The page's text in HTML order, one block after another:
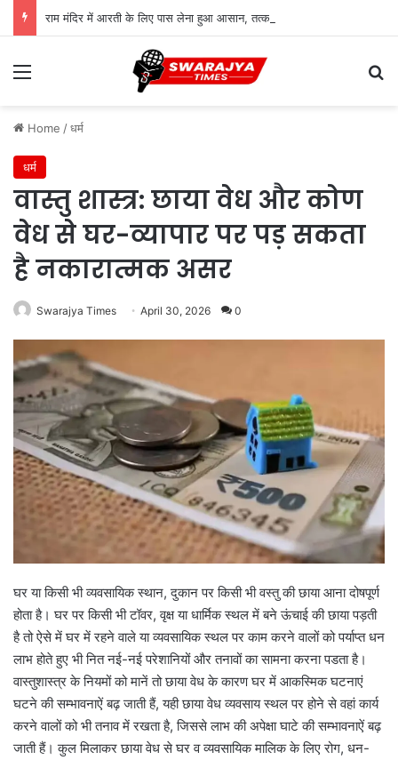
Menu
Home /धर्म
धर्म
वास्तु शास्त्र: छाया वेध और कोण
वेध से घर-व्यापार पर पड़ सकता
है नकारात्मक असर
Swarajya Times April 30, 2026 0
घर या किसी भी व्यवसायिक स्थान, दुकान पर किसी भी वस्तु की छाया आना दोषपूर्ण
होता है। घर पर किसी भी टॉवर, वृक्ष या धार्मिक स्थल में बने ऊंचाई की छाया पड़ती
है तो ऐसे में घर में रहने वाले या व्यवसायिक स्थल पर काम करने वालों को पर्याप्त धन
लाभ होते हुए भी नित नई-नई परेशानियों और तनावों का सामना करना पडता है।
वास्तुशास्त्र के नियमों को मानें तो छाया वेध के कारण घर में आकस्मिक घटनाएं
घटने की सम्भावनाऐं बढ़ जाती हैं, यही छाया वेध व्यवसाय स्थल पर होने से वहां कार्य
करने वालों को भी तनाव में रखता है, जिससे लाभ की अपेक्षा घाटे की सम्भावनाऐं बढ़
जाती हैं। कुल मिलाकर छाया वेध से घर व व्यवसायिक मालिक के लिए रोग, धन-